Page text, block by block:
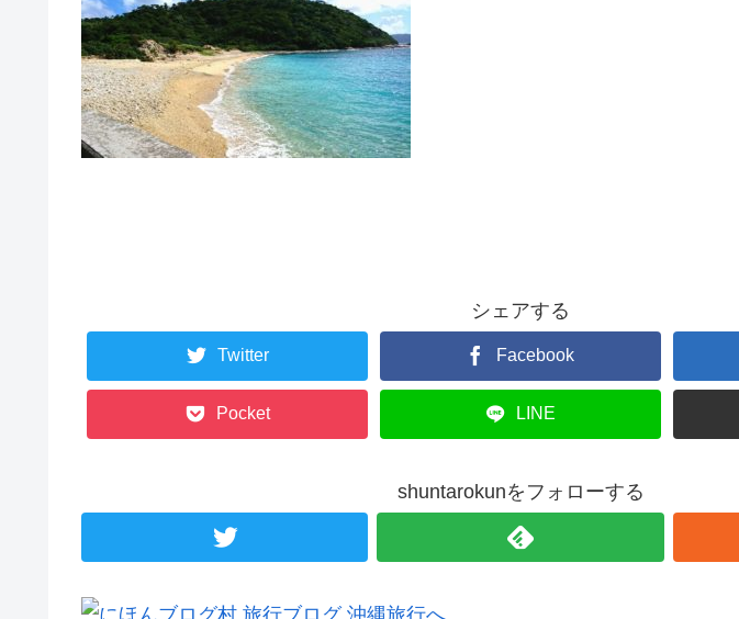
シェアする
Twitter Facebook
Pocket LINE
shuntarokunをフォローする